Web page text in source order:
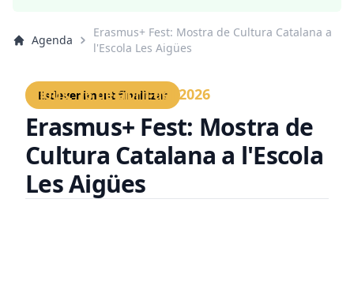
Agenda
Erasmus+ Fest: Mostra de Cultura Catalana a
l'Escola Les Aigües
Esdeveniment finalitzat
Dijous, 16 de abril del 2026
Erasmus+ Fest: Mostra de
Cultura Catalana a l'Escola
Les Aigües